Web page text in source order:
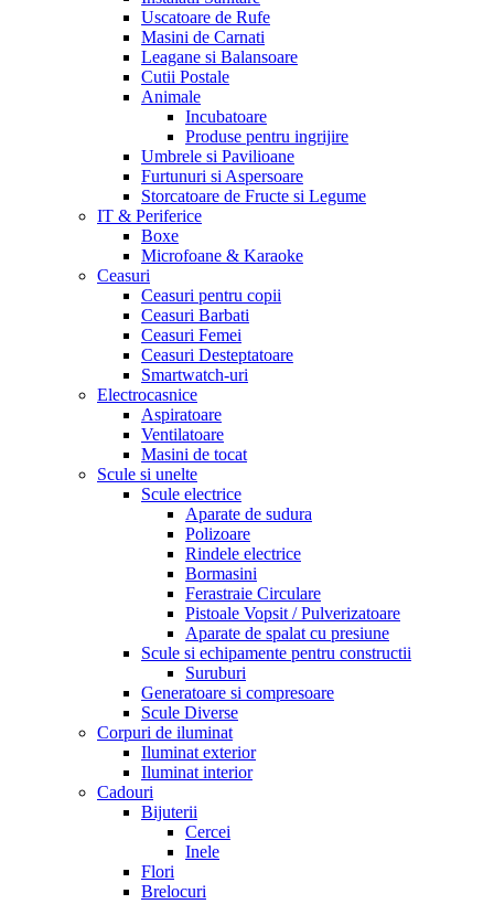
Uscatoare de Rufe
Masini de Carnati
Leagane si Balansoare
Cutii Postale
Animale
Incubatoare
Produse pentru ingrijire
Umbrele si Pavilioane
Furtunuri si Aspersoare
Storcatoare de Fructe si Legume
IT & Periferice
Boxe
Microfoane & Karaoke
Ceasuri
Ceasuri pentru copii
Ceasuri Barbati
Ceasuri Femei
Ceasuri Desteptatoare
Smartwatch-uri
Electrocasnice
Aspiratoare
Ventilatoare
Masini de tocat
Scule si unelte
Scule electrice
Aparate de sudura
Polizoare
Rindele electrice
Bormasini
Ferastraie Circulare
Pistoale Vopsit / Pulverizatoare
Aparate de spalat cu presiune
Scule si echipamente pentru constructii
Suruburi
Generatoare si compresoare
Scule Diverse
Corpuri de iluminat
Iluminat exterior
Iluminat interior
Cadouri
Bijuterii
Cercei
Inele
Flori
Brelocuri